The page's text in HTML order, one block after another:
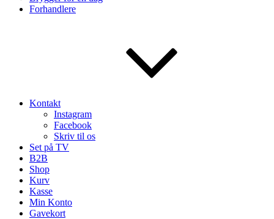
Forhandlere
Kontakt
Instagram
Facebook
Skriv til os
Set på TV
B2B
Shop
Kurv
Kasse
Min Konto
Gavekort